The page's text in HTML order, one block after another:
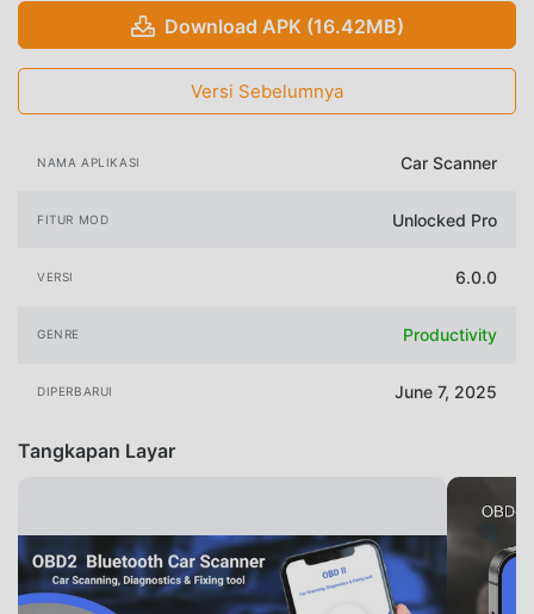
Download APK (16.42MB)
Versi Sebelumnya
NAMA APLIKASI Car Scanner
FITUR MOD Unlocked Pro
VERSI 6.0.0
GENRE Productivity
DIPERBARUI June 7, 2025
Tangkapan Layar